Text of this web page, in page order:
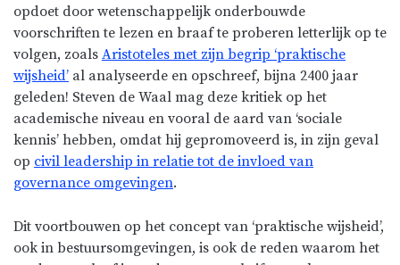
opdoet door wetenschappelijk onderbouwde
voorschriften te lezen en braaf te proberen letterlijk op te
volgen, zoals Aristoteles met zijn begrip ‘praktische
wijsheid’ al analyseerde en opschreef, bijna 2400 jaar
geleden! Steven de Waal mag deze kritiek op het
academische niveau en vooral de aard van ‘sociale
kennis’ hebben, omdat hij gepromoveerd is, in zijn geval
op civil leadership in relatie tot de invloed van
governance omgevingen.
Dit voortbouwen op het concept van ‘praktische wijsheid’,
ook in bestuursomgevingen, is ook de reden waarom het